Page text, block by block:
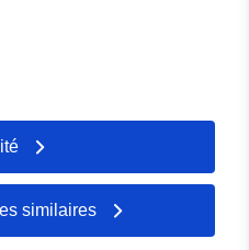
à data.europa.eu: 02
2026
à jour sur data.europa.eu:
July 2026
similaires